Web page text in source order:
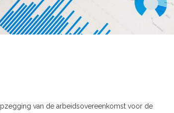
van de arbeidsovereenkomst voor de